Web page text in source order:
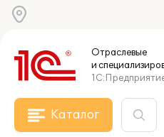
Отраслевые
и
Каталог